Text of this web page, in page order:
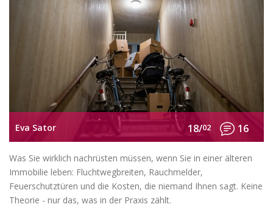
Eva Sator 18/02 16
Was Sie wirklich nachrüsten müssen, wenn Sie in einer älteren
Immobilie leben: Fluchtwegbreiten, Rauchmelder,
Feuerschutztüren und die Kosten, die niemand Ihnen sagt. Keine
Theorie - nur das, was in der Praxis zählt.